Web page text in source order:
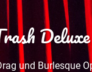
Deluxe
und Burlesque